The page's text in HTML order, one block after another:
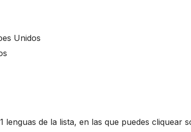
Unidos
lenguas de la lista, en las que puedes cliquear